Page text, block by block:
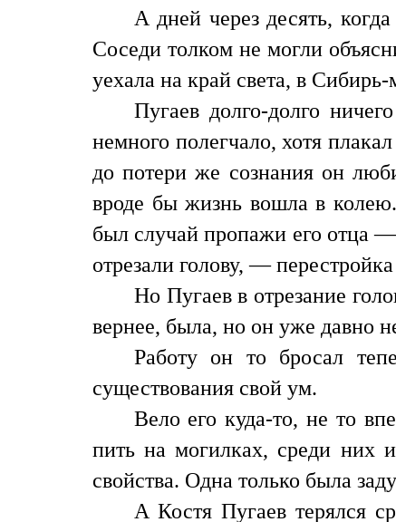
А дней через десять,
Соседи толком не могли
уехала на край света, в
Пугаев долго-долго
немного полегчало, хотя
до потери же сознания он
вроде бы жизнь вошла в
был случай пропажи его отца
отрезали голову, —
Но Пугаев в отрезание
вернее, была, но он уже давно
Работу он то бросал
существования свой ум.
Вело его куда-то, не то
пить на могилках, среди них
свойства. Одна только была
А Костя Пугаев терялся